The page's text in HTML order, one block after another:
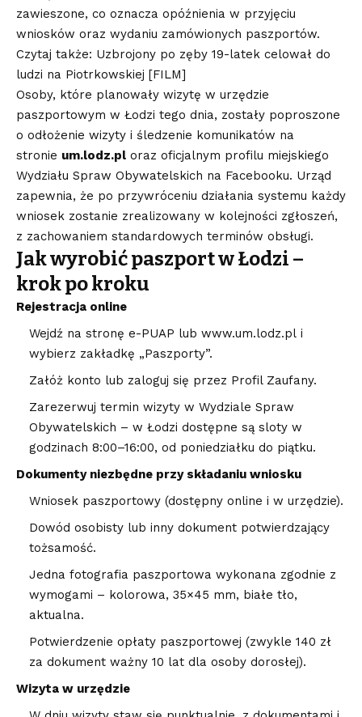
zawieszone, co oznacza opóźnienia w przyjęciu
wniosków oraz wydaniu zamówionych paszportów.
Czytaj także: Uzbrojony po zęby 19-latek celował do
ludzi na Piotrkowskiej [FILM]
Osoby, które planowały wizytę w urzędzie
paszportowym w Łodzi tego dnia, zostały poproszone
o odłożenie wizyty i śledzenie komunikatów na
stronie um.lodz.pl oraz oficjalnym profilu miejskiego
Wydziału Spraw Obywatelskich na Facebooku. Urząd
zapewnia, że po przywróceniu działania systemu każdy
wniosek zostanie zrealizowany w kolejności zgłoszeń,
z zachowaniem standardowych terminów obsługi.
Jak wyrobić paszport w Łodzi –
krok po kroku
Rejestracja online
Wejdź na stronę e-PUAP lub www.um.lodz.pl i
wybierz zakładkę „Paszporty”.
Załóż konto lub zaloguj się przez Profil Zaufany.
Zarezerwuj termin wizyty w Wydziale Spraw
Obywatelskich – w Łodzi dostępne są sloty w
godzinach 8:00–16:00, od poniedziałku do piątku.
Dokumenty niezbędne przy składaniu wniosku
Wniosek paszportowy (dostępny online i w urzędzie).
Dowód osobisty lub inny dokument potwierdzający
tożsamość.
Jedna fotografia paszportowa wykonana zgodnie z
wymogami – kolorowa, 35×45 mm, białe tło,
aktualna.
Potwierdzenie opłaty paszportowej (zwykle 140 zł
za dokument ważny 10 lat dla osoby dorosłej).
Wizyta w urzędzie